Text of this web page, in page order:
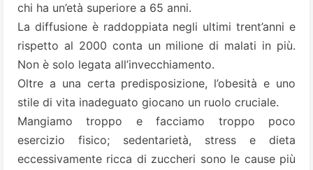
chi ha un’età superiore a 65 anni.
La diffusione è raddoppiata negli ultimi trent’anni e
rispetto al 2000 conta un milione di malati in più.
Non è solo legata all’invecchiamento.
Oltre a una certa predisposizione, l’obesità e uno
stile di vita inadeguato giocano un ruolo cruciale.
Mangiamo troppo e facciamo troppo poco
esercizio fisico; sedentarietà, stress e dieta
eccessivamente ricca di zuccheri sono le cause più